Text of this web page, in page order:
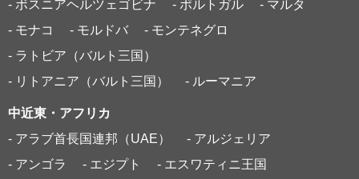
- ボスニアヘルツェゴビナ
- ポルトガル
- マルタ
- モナコ
- モルドバ
- モンテネグロ
- ラトビア（バルト三国）
- リトアニア（バルト三国）
- ルーマニア
中近東・アフリカ
- アラブ首長国連邦（UAE）
- アルジェリア
- アンゴラ
- エジプト
- エスワティニ王国